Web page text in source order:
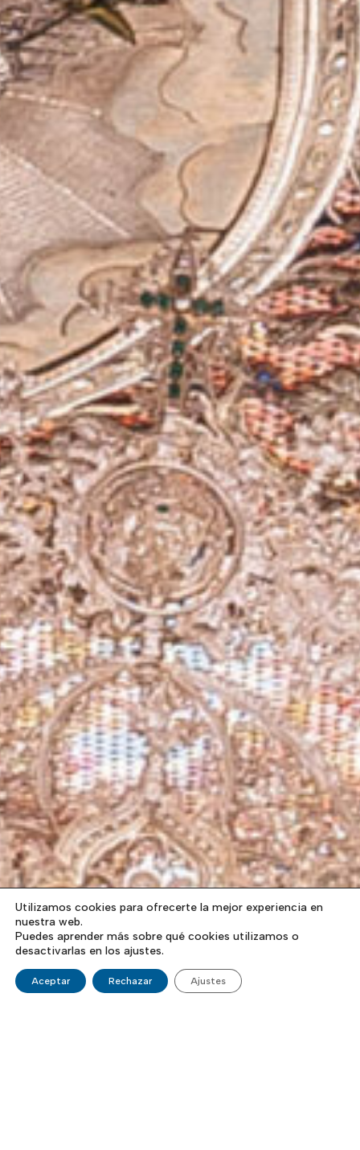
Utilizamos cookies para ofrecerte la mejor experiencia en
nuestra web.
Puedes aprender más sobre qué cookies utilizamos o
desactivarlas en los ajustes.
Aceptar Rechazar Ajustes